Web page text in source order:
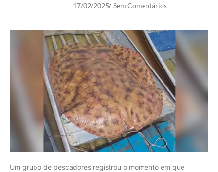
17/02/2025/ Sem Comentários
Um grupo de pescadores registrou o momento em que